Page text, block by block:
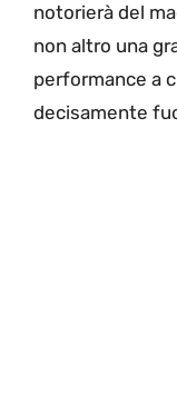
notorierà del
non altro una
performance a
decisamente